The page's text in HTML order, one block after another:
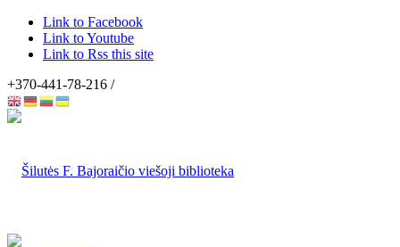
Link to Facebook
Link to Youtube
Link to Rss this site
+370-441-78-216 /